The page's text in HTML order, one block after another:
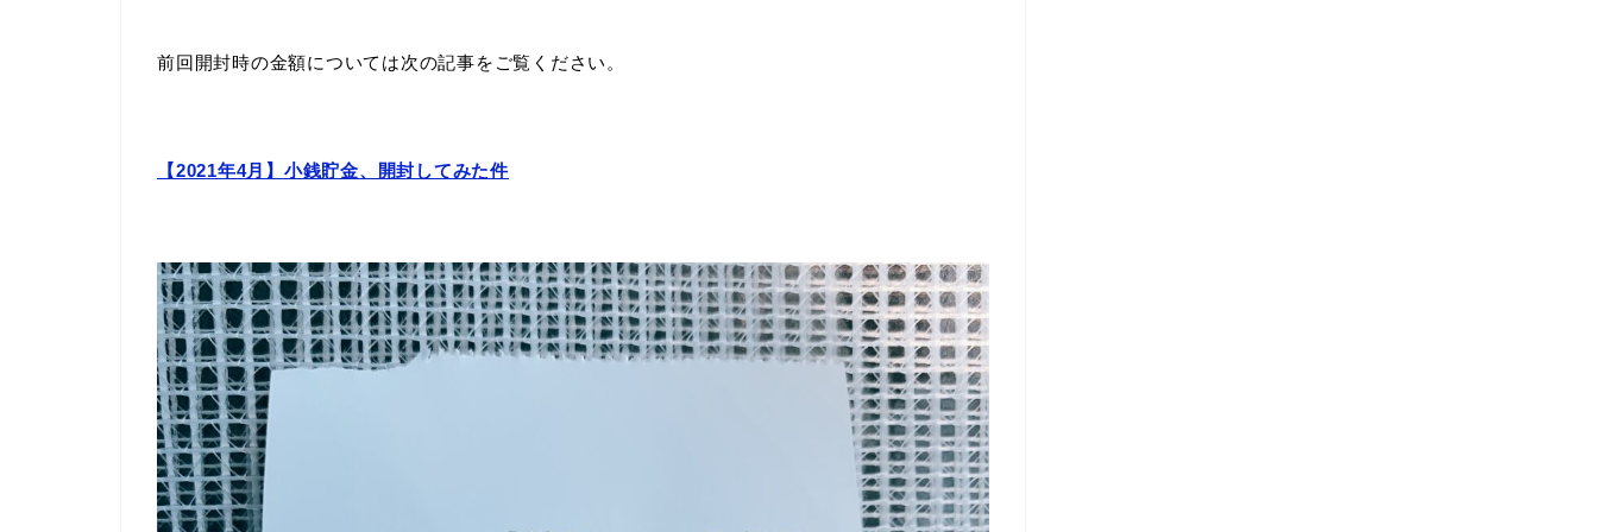
前回開封時の金額については次の記事をご覧ください。
【2021年4月】小銭貯金、開封してみた件